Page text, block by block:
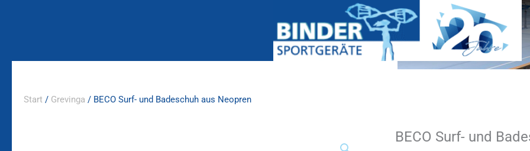
Start / Grevinga / BECO Surf- und Badeschuh aus Neopren
BECO Surf- und
BECO